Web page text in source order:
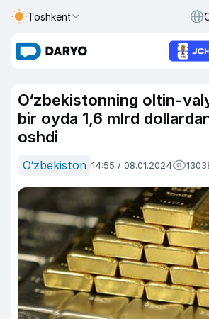
Toshkent
O‘zbekistonning oltin-
bir oyda 1,6 mlrd
oshdi
O‘zbekiston 14:55 / 08.01.2024